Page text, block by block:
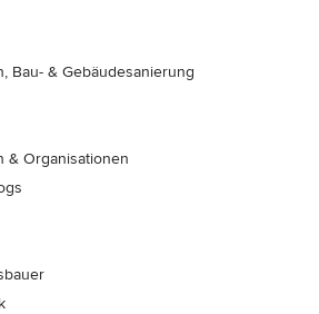
Bau- & Gebäudesanierung
& Organisationen